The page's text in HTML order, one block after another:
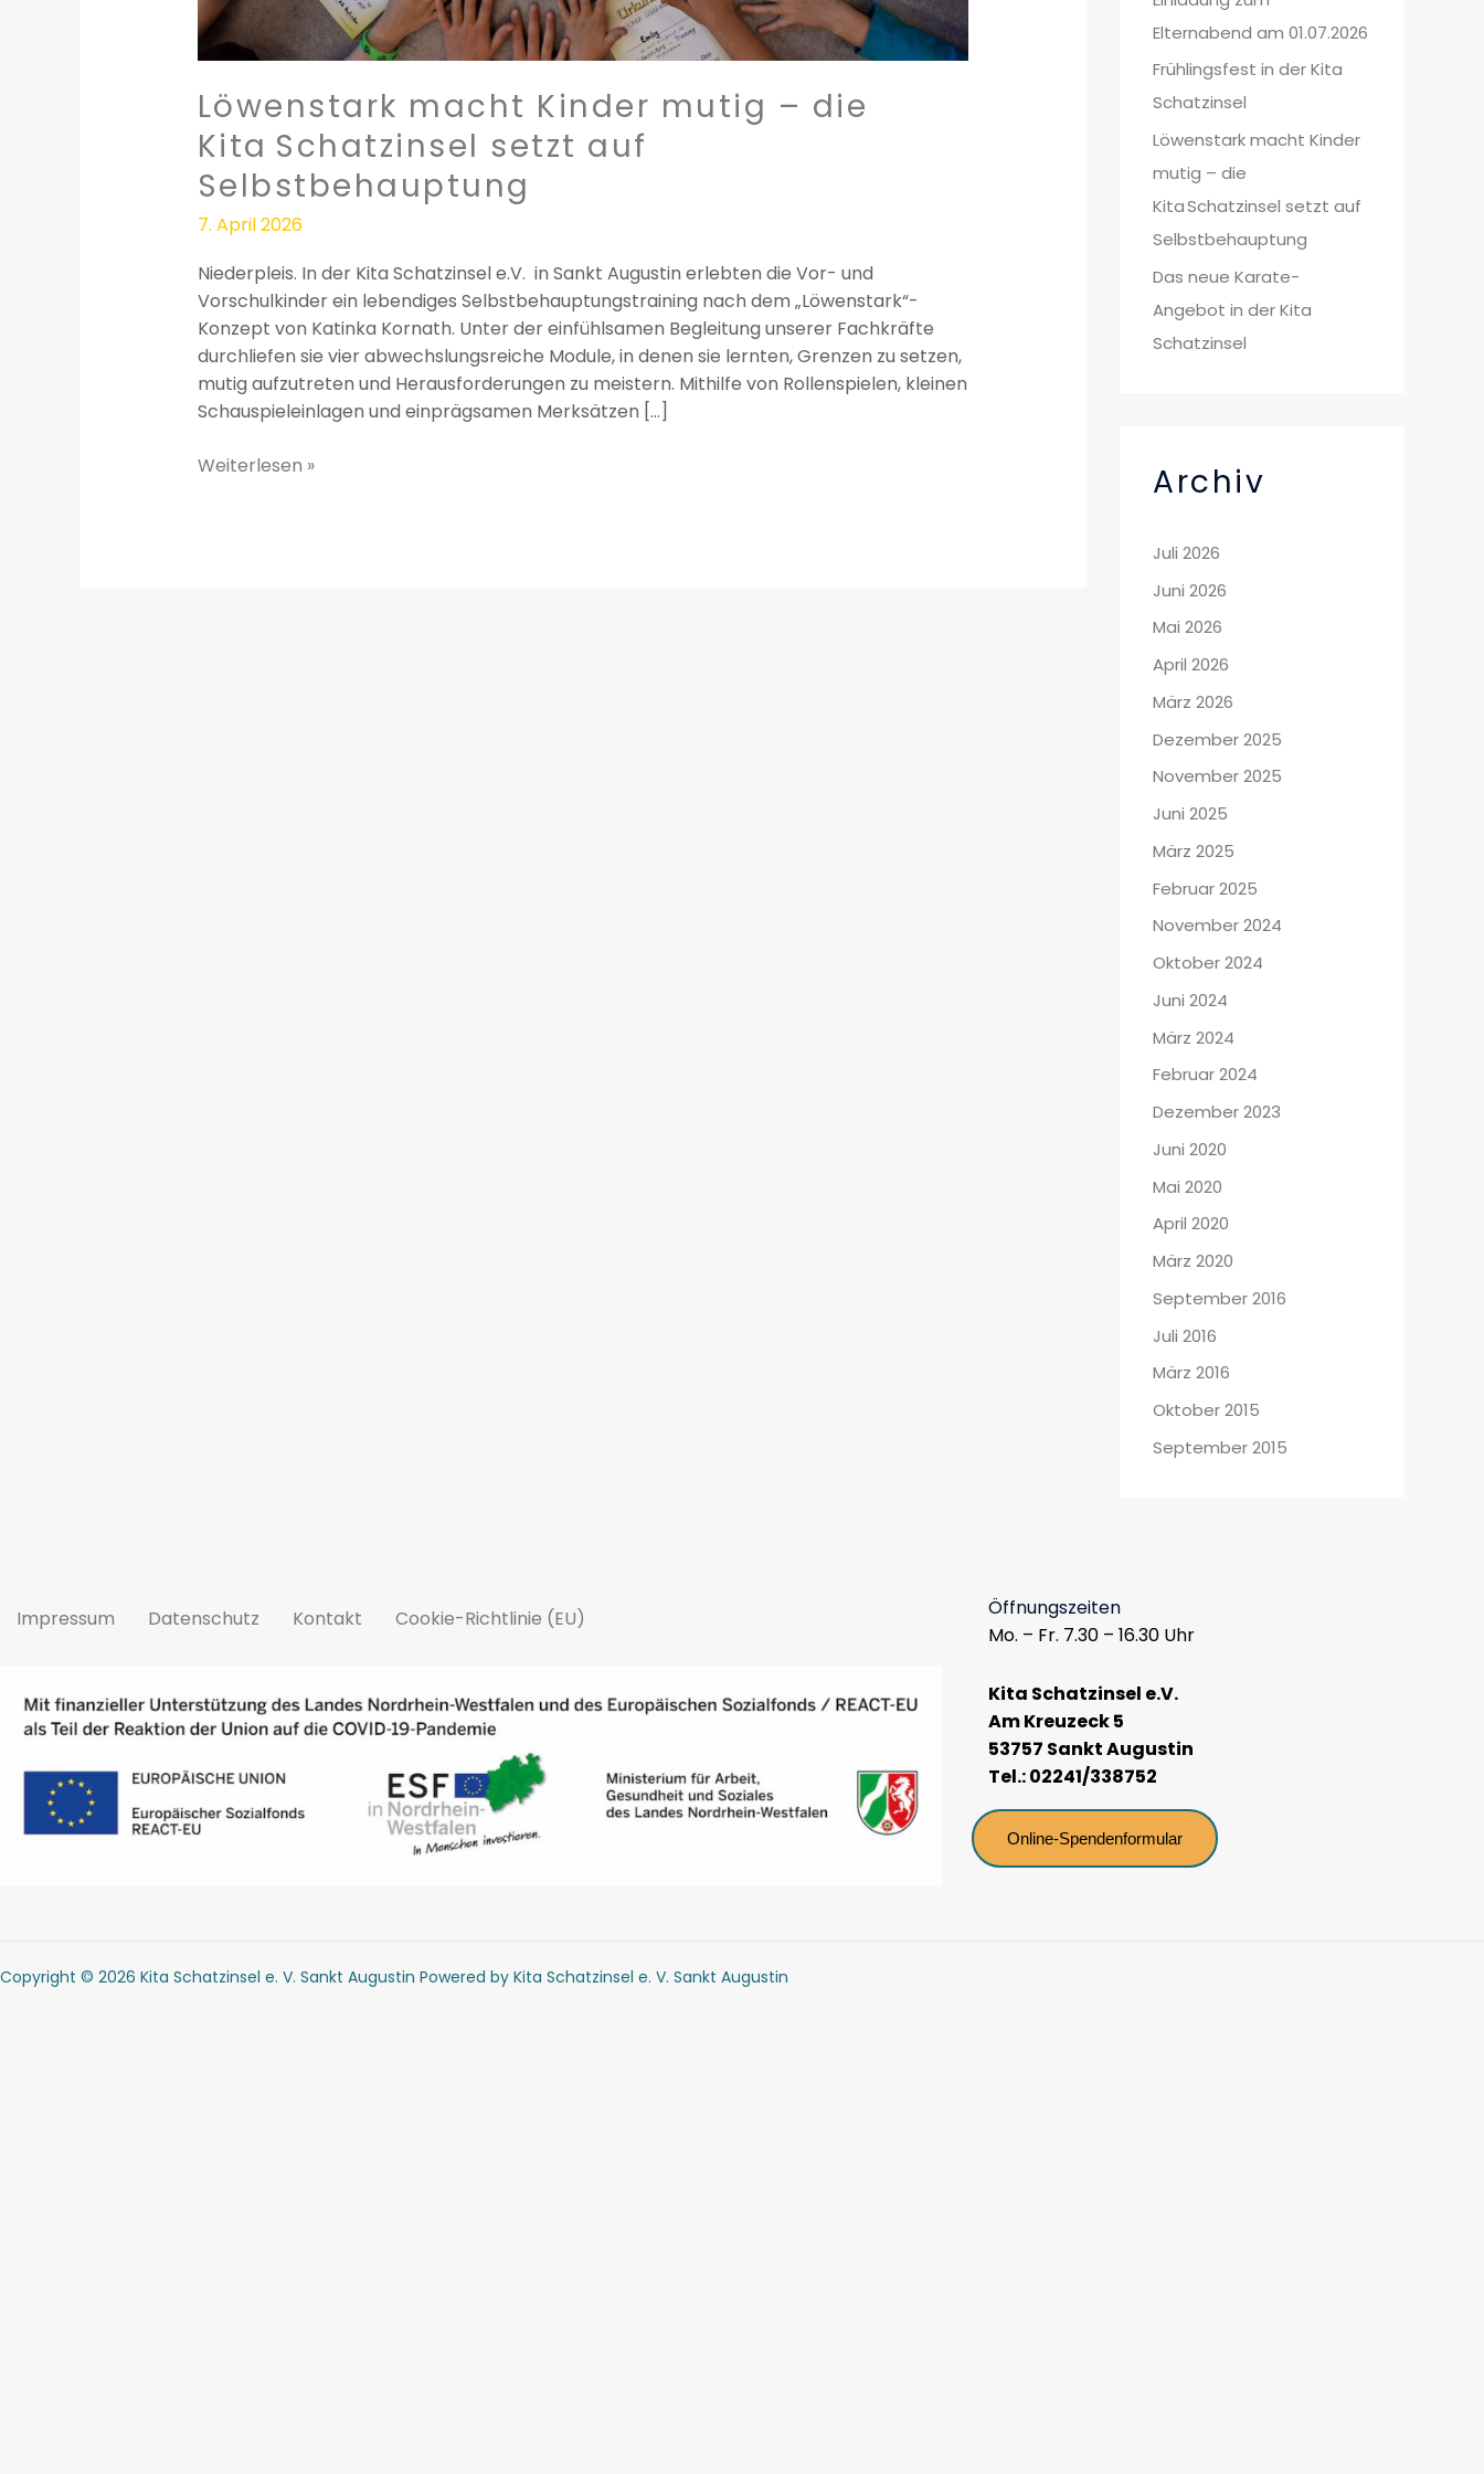
Löwenstark macht Kinder mutig – die
Kita Schatzinsel setzt auf
Selbstbehauptung
7. April 2026
Niederpleis. In der Kita Schatzinsel e.V. in Sankt Augustin erlebten die Vor- und
Vorschulkinder ein lebendiges Selbstbehauptungstraining nach dem „Löwenstark“-
Konzept von Katinka Kornath. Unter der einfühlsamen Begleitung unserer Fachkräfte
durchliefen sie vier abwechslungsreiche Module, in denen sie lernten, Grenzen zu setzen,
mutig aufzutreten und Herausforderungen zu meistern. Mithilfe von Rollenspielen, kleinen
Schauspieleinlagen und einprägsamen Merksätzen […]
Weiterlesen »
Elternabend am 01.07.2026
Frühlingsfest in der Kita
Schatzinsel
Löwenstark macht Kinder
mutig – die
Kita Schatzinsel setzt auf
Selbstbehauptung
Das neue Karate-
Angebot in der Kita
Schatzinsel
Archiv
Juli 2026
Juni 2026
Mai 2026
April 2026
März 2026
Dezember 2025
November 2025
Juni 2025
März 2025
Februar 2025
November 2024
Oktober 2024
Juni 2024
März 2024
Februar 2024
Dezember 2023
Juni 2020
Mai 2020
April 2020
März 2020
September 2016
Juli 2016
März 2016
Oktober 2015
September 2015
Impressum Datenschutz Kontakt Cookie-Richtlinie (EU)
Öffnungszeiten
Mo. – Fr. 7.30 – 16.30 Uhr
Kita Schatzinsel e.V.
Am Kreuzeck 5
53757 Sankt Augustin
Tel.: 02241/338752
Online-Spendenformular
Copyright © 2026 Kita Schatzinsel e. V. Sankt Augustin Powered by Kita Schatzinsel e. V. Sankt Augustin